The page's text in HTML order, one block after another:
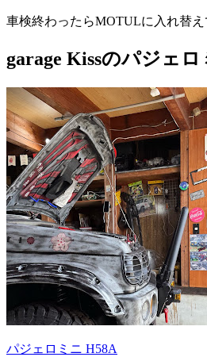
車検終わったらMOTULに入れ替え
garage Kissのパジェ
パジェロミニ H58A